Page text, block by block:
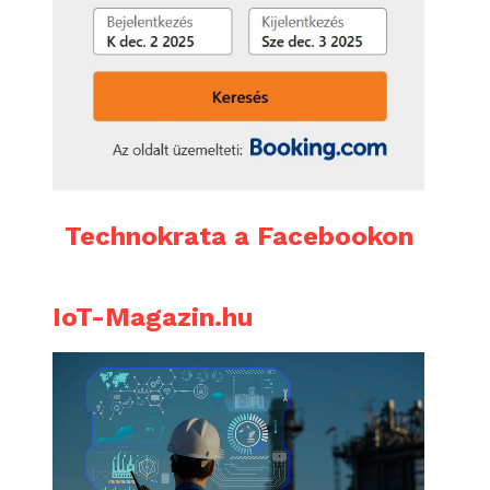
Technokrata a Facebookon
IoT-Magazin.hu